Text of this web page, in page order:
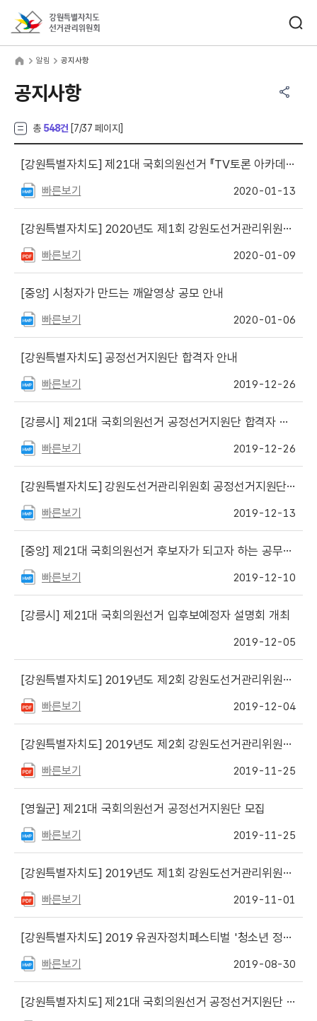
알림 공지사항
공지사항
총 548건 [7/37 페이지]
[강원특별자치도] 제21대 국회의원선거 『TV토론 아카데미』 참가자 모집
빠른보기 2020-01-13
[강원특별자치도] 2020년도 제1회 강원도선거관리위원회 경력경쟁채용시험 공고
빠른보기 2020-01-09
[중앙] 시청자가 만드는 깨알영상 공모 안내
빠른보기 2020-01-06
[강원특별자치도] 공정선거지원단 합격자 안내
빠른보기 2019-12-26
[강릉시] 제21대 국회의원선거 공정선거지원단 합격자 공고
빠른보기 2019-12-26
[강원특별자치도] 강원도선거관리위원회 공정선거지원단 모집 안내
빠른보기 2019-12-13
[중앙] 제21대 국회의원선거 후보자가 되고자 하는 공무원 등의 사직기한 안내
빠른보기 2019-12-10
[강릉시] 제21대 국회의원선거 입후보예정자 설명회 개최
2019-12-05
[강원특별자치도] 2019년도 제2회 강원도선거관리위원회 경력경쟁채용시험 변경 공고
빠른보기 2019-12-04
[강원특별자치도] 2019년도 제2회 강원도선거관리위원회 경력경쟁채용시험 공고
빠른보기 2019-11-25
[영월군] 제21대 국회의원선거 공정선거지원단 모집
빠른보기 2019-11-25
[강원특별자치도] 2019년도 제1회 강원도선거관리위원회 경력경쟁채용시험 공고
빠른보기 2019-11-01
[강원특별자치도] 2019 유권자정치페스티벌 '청소년 정책토론 배틀' 참가 안내
빠른보기 2019-08-30
[강원특별자치도] 제21대 국회의원선거 공정선거지원단 모집 안내